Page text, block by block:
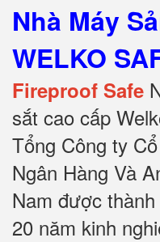
Nhà Máy
WELKO
Fireproof Safe
sắt cao cấp
Tổng Công ty
Ngân Hàng Và
Nam được
20 năm kinh